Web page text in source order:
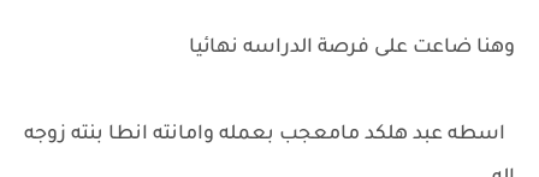
وهنا ضاعت على فرصة الدراسه نهائيا
اسطه عبد هلكد مامعجب بعمله وامانته انطا بنته زوجه